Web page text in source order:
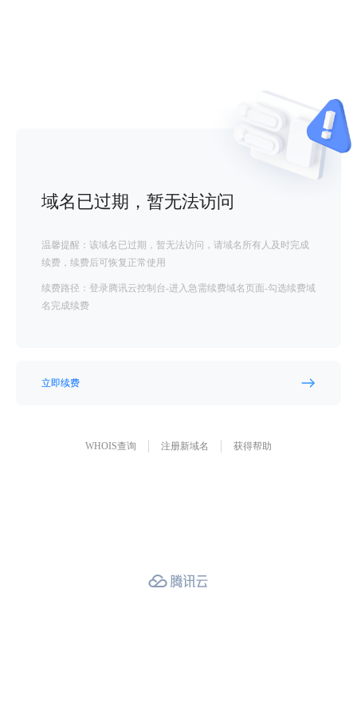
域名已过期，暂无法访问
温馨提醒：该域名已过期，暂无法访问，请域名所有人及时完成
续费，续费后可恢复正常使用
续费路径：登录腾讯云控制台-进入急需续费域名页面-勾选续费域
名完成续费
立即续费
WHOIS查询 注册新域名 获得帮助